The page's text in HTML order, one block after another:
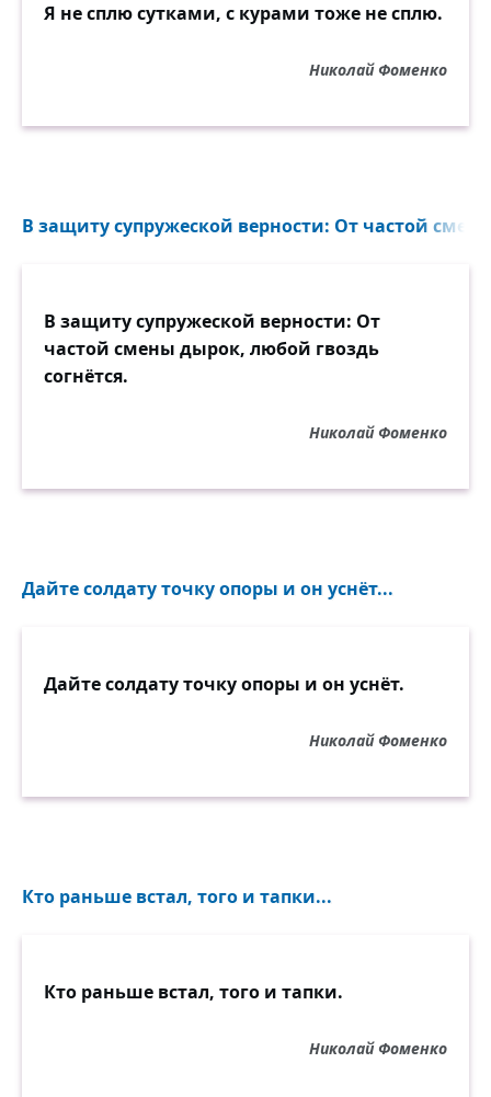
Я не сплю сутками, с курами тоже не сплю.
Николай Фоменко
В защиту супружеской верности: От частой
В защиту супружеской верности: От
частой смены дырок, любой гвоздь
согнётся.
Николай Фоменко
Дайте солдату точку опоры и он уснёт...
Дайте солдату точку опоры и он уснёт.
Николай Фоменко
Кто раньше встал, того и тапки...
Кто раньше встал, того и тапки.
Николай Фоменко